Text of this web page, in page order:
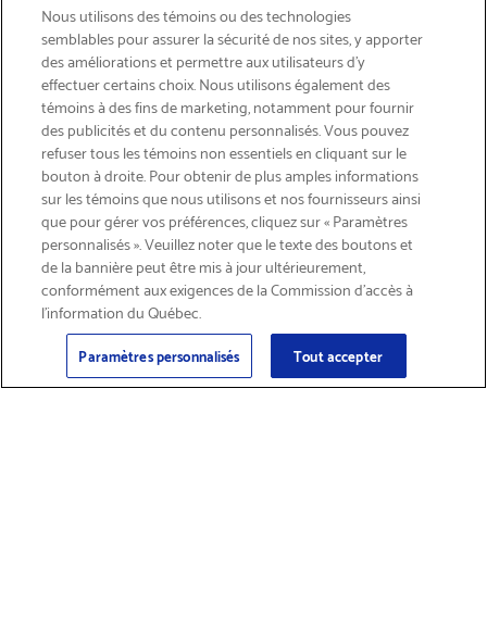
INSCRIVEZ-VOUS & ÉCONOMISEZ 15%
Courriel
Inscription
Nous utilisons des témoins ou des technologies
semblables pour assurer la sécurité de nos sites, y apporter
des améliorations et permettre aux utilisateurs d’y
effectuer certains choix. Nous utilisons également des
témoins à des fins de marketing, notamment pour fournir
des publicités et du contenu personnalisés. Vous pouvez
refuser tous les témoins non essentiels en cliquant sur le
bouton à droite. Pour obtenir de plus amples informations
sur les témoins que nous utilisons et nos fournisseurs ainsi
que pour gérer vos préférences, cliquez sur « Paramètres
personnalisés ». Veuillez noter que le texte des boutons et
de la bannière peut être mis à jour ultérieurement,
conformément aux exigences de la Commission d’accès à
l’information du Québec.
Paramètres personnalisés Tout accepter